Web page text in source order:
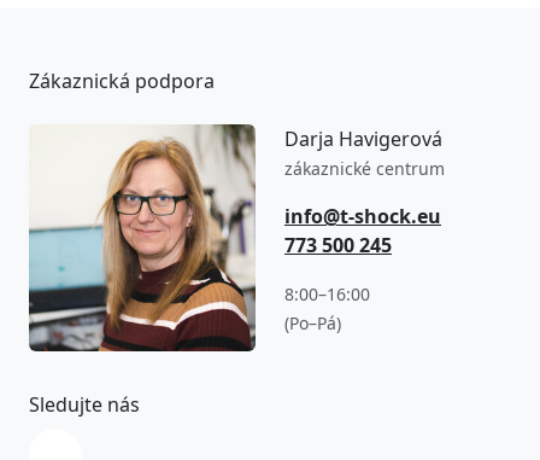
Zákaznická podpora
Darja Havigerová
zákaznické centrum
info@t-shock.eu
773 500 245
8:00–16:00
(Po–Pá)
Sledujte nás